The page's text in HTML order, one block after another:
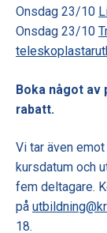
Onsdag 23/10
Onsdag 23/10
Boka något av
rabatt.
Vi tar även
kursdatum och
fem deltagare.
på
18.